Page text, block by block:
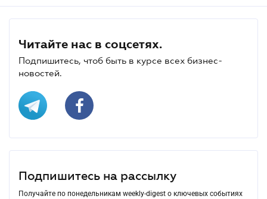
Читайте нас в соцсетях.
Подпишитесь, чтоб быть в курсе всех бизнес-
новостей.
Подпишитесь на рассылку
Получайте по понедельникам weekly-digest о ключевых событиях